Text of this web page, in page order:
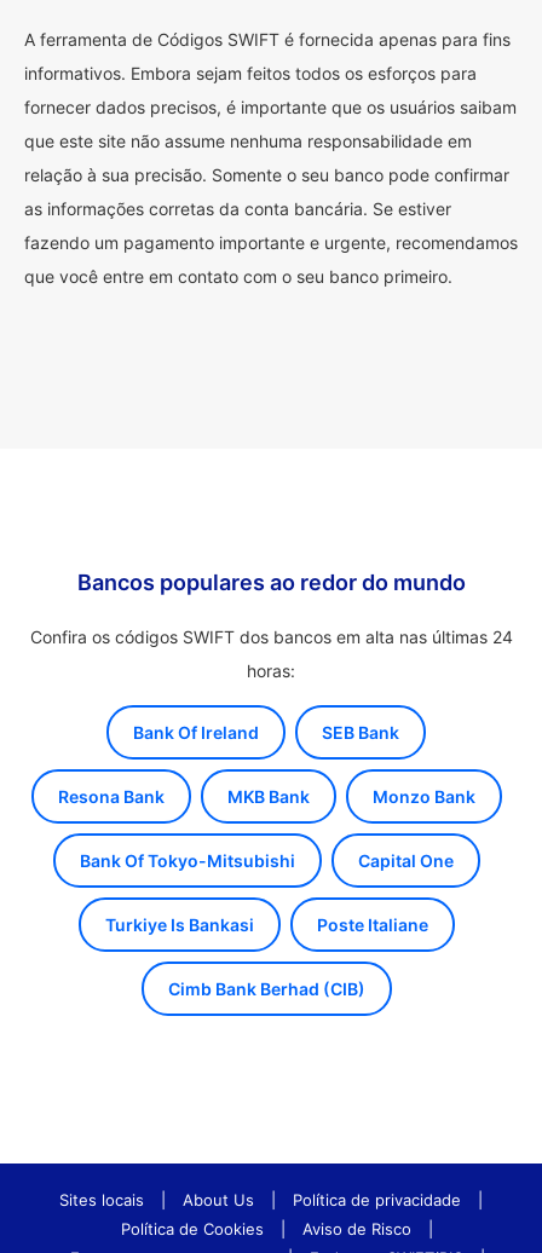
A ferramenta de Códigos SWIFT é fornecida apenas para fins
informativos. Embora sejam feitos todos os esforços para
fornecer dados precisos, é importante que os usuários saibam
que este site não assume nenhuma responsabilidade em
relação à sua precisão. Somente o seu banco pode confirmar
as informações corretas da conta bancária. Se estiver
fazendo um pagamento importante e urgente, recomendamos
que você entre em contato com o seu banco primeiro.
Bancos populares ao redor do mundo
Confira os códigos SWIFT dos bancos em alta nas últimas 24
horas:
Bank Of Ireland SEB Bank
Resona Bank MKB Bank Monzo Bank
Bank Of Tokyo-Mitsubishi Capital One
Turkiye Is Bankasi Poste Italiane
Cimb Bank Berhad (CIB)
Sites locais About Us Política de privacidade
Política de Cookies
Aviso de Risco